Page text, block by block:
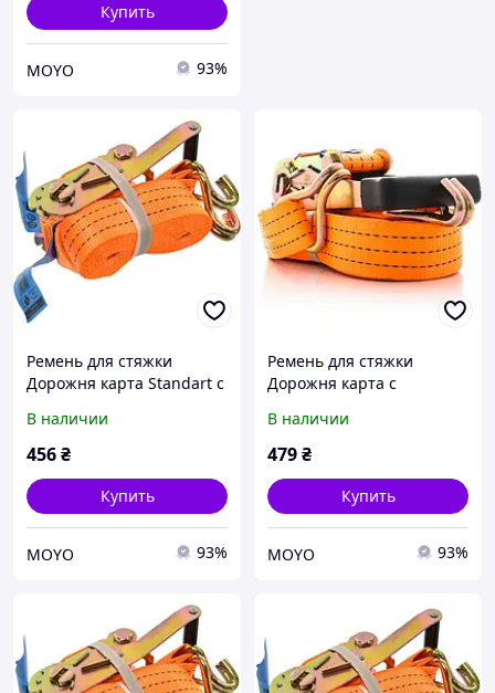
Купить
MOYO 93%
Ремень для стяжки
Дорожня карта Standart с
50мм х 8м (ST-3915)
(49051286641)
В наличии
456₴
Купить
MOYO 93%
Ремень для стяжки
Дорожня карта с
3т 50мм х 6м (DK-3902)
(163904)
В наличии
479₴
Купить
MOYO 93%